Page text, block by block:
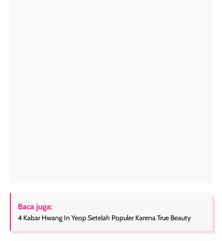
Baca juga:
4 Kabar Hwang In Yeop Setelah Populer Karena True Beauty